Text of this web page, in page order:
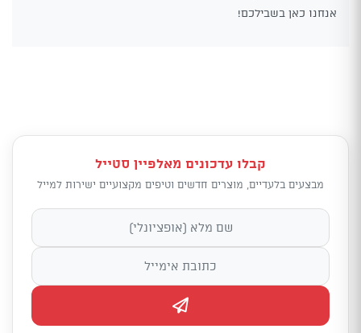
אנחנו כאן בשבילכם!
קבלו עדכונים מאלפיין סטייל
מבצעים בלעדיים, מוצרים חדשים וטיפים מקצועיים ישירות למייל